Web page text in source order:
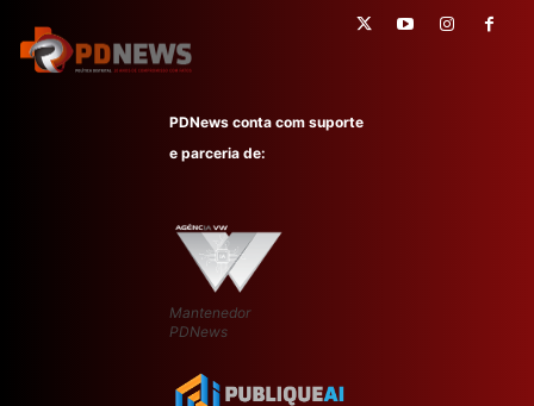
PDNews conta com suporte
e parceria de:
Mantenedor
PDNews